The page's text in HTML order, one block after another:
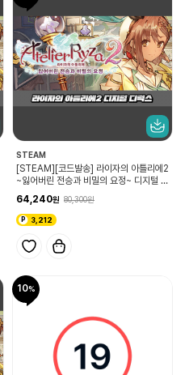
STEAM
[STEAM][코드발송] 라이자의 아틀리에2
~잃어버린 전승과 비밀의 요정~ 디지털 디
64,240 80,300
3,212
10